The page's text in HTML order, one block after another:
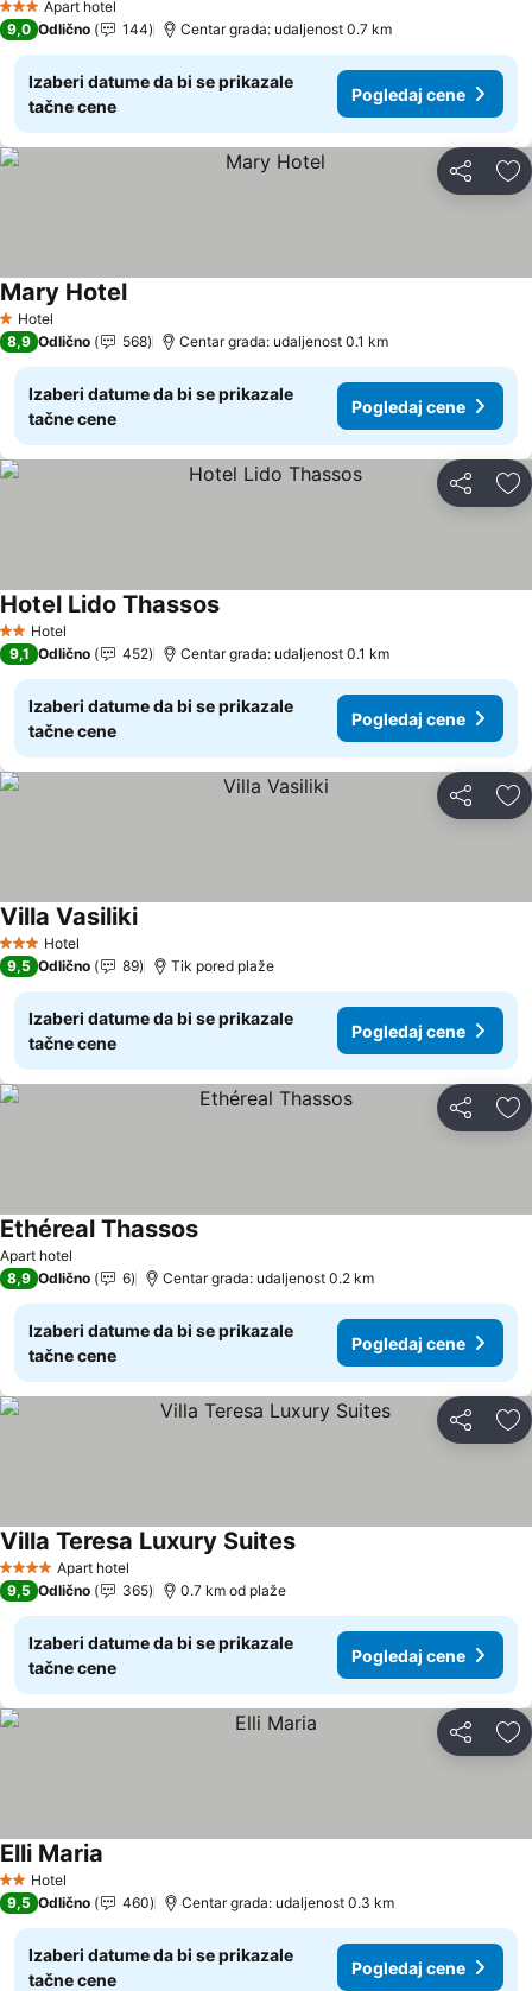
3 ZvezdiceApart hotel
9,0 Odlično 144 Centar grada: udaljenost 0.7 km
Izaberi datume da bi se prikazale
tačne cene
Pogledaj cene
Deli
1 Zvezdice
Hotel
Mary Hotel
8,9 Odlično 568 Centar grada: udaljenost 0.1 km
Izaberi datume da bi se prikazale
tačne cene
Pogledaj cene
Deli
2 Zvezdice
Hotel
Hotel Lido Thassos
9,1 Odlično 452 Centar grada: udaljenost 0.1 km
Izaberi datume da bi se prikazale
tačne cene
Pogledaj cene
Deli
3 Zvezdice
Hotel
Villa Vasiliki
9,5 Odlično 89 Tik pored plaže
Izaberi datume da bi se prikazale
tačne cene
Pogledaj cene
Deli
Apart hotel
Ethéreal Thassos
8,9 Odlično 6 Centar grada: udaljenost 0.2 km
Izaberi datume da bi se prikazale
tačne cene
Pogledaj cene
Deli
4 ZvezdiceApart hotel
Villa Teresa Luxury Suites
9,5 Odlično 365 0.7 km od plaže
Izaberi datume da bi se prikazale
tačne cene
Pogledaj cene
Deli
2 Zvezdice
Hotel
Elli Maria
9,5 Odlično 460 Centar grada: udaljenost 0.3 km
Izaberi datume da bi se prikazale
tačne cene
Pogledaj cene